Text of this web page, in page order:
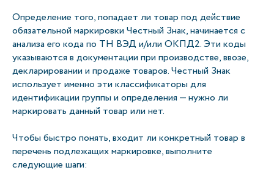
Определение того, попадает ли товар под действие
обязательной маркировки Честный Знак, начинается с
анализа его кода по ТН ВЭД и/или ОКПД2. Эти коды
указываются в документации при производстве, ввозе,
декларировании и продаже товаров. Честный Знак
использует именно эти классификаторы для
идентификации группы и определения — нужно ли
маркировать данный товар или нет.
Чтобы быстро понять, входит ли конкретный товар в
перечень подлежащих маркировке, выполните
следующие шаги: